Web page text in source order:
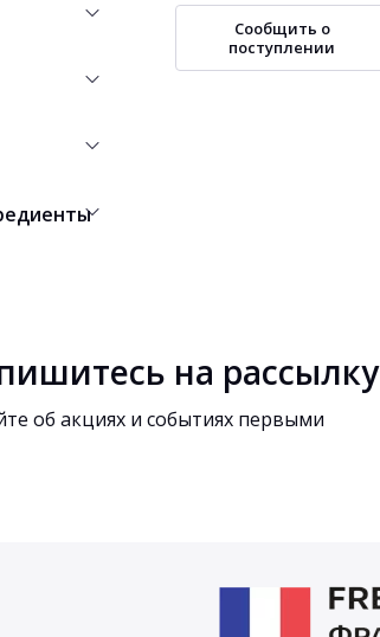
Сообщить о
поступлении
на рассылку
об акциях и событиях первыми